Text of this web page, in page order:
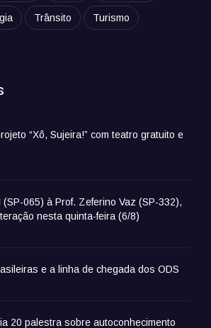
Trânsito Turismo
“Xô, Sujeira!” com teatro gratuito e
065) à Prof. Zeferino Vaz (SP-332),
nesta quinta-feira (6/8)
e a linha de chegada dos ODS
20 palestra sobre autoconhecimento